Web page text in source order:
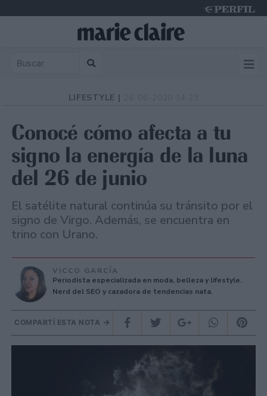
LIFESTYLE |
Conocé cómo afecta a tu
signo la energía de la luna
del 26 de junio
El satélite natural continúa su tránsito por el
signo de Virgo. Además, se encuentra en
trino con Urano.
VICCO GARCÍA
Periodista especializada en moda, belleza y lifestyle.
Nerd del SEO y cazadora de tendencias nata.
COMPARTÍ ESTA NOTA